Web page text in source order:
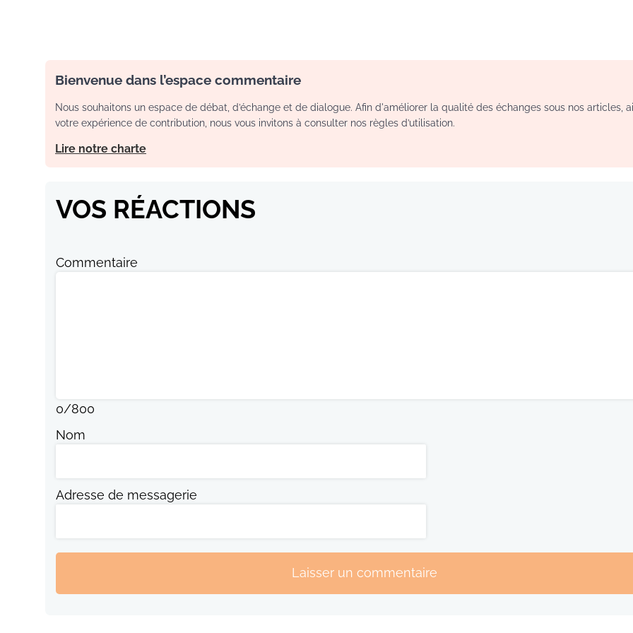
Bienvenue dans l’espace commentaire
Nous souhaitons un espace de débat, d’échange et de dialogue. Afin d'améliorer la qualité des échanges sous nos articles,
votre expérience de contribution, nous vous invitons à consulter nos règles d’utilisation.
Lire notre charte
VOS RÉACTIONS
Commentaire
0/800
Nom
Adresse de messagerie
Laisser un commentaire